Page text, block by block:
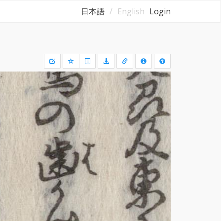
日本語 English Login
Draw
a
rectangle